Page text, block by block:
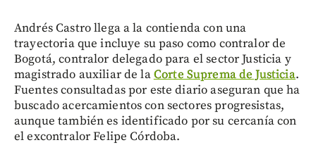
Andrés Castro llega a la contienda con una
trayectoria que incluye su paso como contralor de
Bogotá, contralor delegado para el sector Justicia y
magistrado auxiliar de laCorte Suprema de Justicia.
Fuentes consultadas por este diario aseguran que ha
buscado acercamientos con sectores progresistas,
aunque también es identificado por su cercanía con
el excontralor Felipe Córdoba.